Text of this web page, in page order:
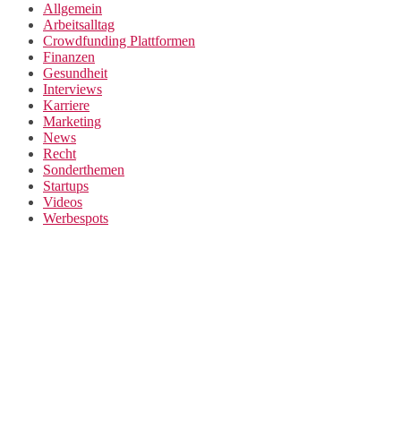
Allgemein
Arbeitsalltag
Crowdfunding Plattformen
Finanzen
Gesundheit
Interviews
Karriere
Marketing
News
Recht
Sonderthemen
Startups
Videos
Werbespots